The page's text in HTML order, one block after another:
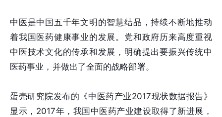
中医是中国五千年文明的智慧结晶，持续不断地推动
着我国医药健康事业的发展。党和政府历来高度重视
中医技术文化的传承和发展，明确提出要振兴传统中
医药事业，并做出了全面的战略部署。
蛋壳研究院发布的《中医药产业2017现状数据报告》
显示，2017年，我国中医药产业建设取得了新进展，